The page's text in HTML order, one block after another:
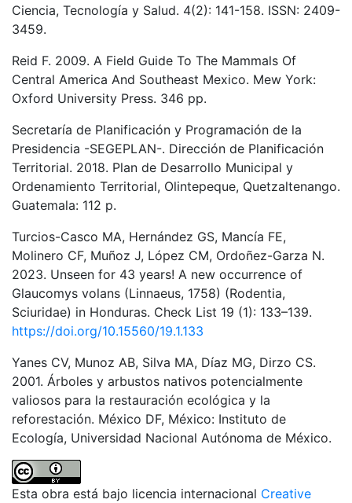
Ciencia, Tecnología y Salud. 4(2): 141-158. ISSN: 2409-
3459.
Reid F. 2009. A Field Guide To The Mammals Of
Central America And Southeast Mexico. Mew York:
Oxford University Press. 346 pp.
Secretaría de Planificación y Programación de la
Presidencia -SEGEPLAN-. Dirección de Planificación
Territorial. 2018. Plan de Desarrollo Municipal y
Ordenamiento Territorial, Olintepeque, Quetzaltenango.
Guatemala: 112 p.
Turcios-Casco MA, Hernández GS, Mancía FE,
Molinero CF, Muñoz J, López CM, Ordoñez-Garza N.
2023. Unseen for 43 years! A new occurrence of
Glaucomys volans (Linnaeus, 1758) (Rodentia,
Sciuridae) in Honduras. Check List 19 (1): 133–139.
https://doi.org/10.15560/19.1.133
Yanes CV, Munoz AB, Silva MA, Díaz MG, Dirzo CS.
2001. Árboles y arbustos nativos potencialmente
valiosos para la restauración ecológica y la
reforestación. México DF, México: Instituto de
Ecología, Universidad Nacional Autónoma de México.
Esta obra está bajo licencia internacional Creative